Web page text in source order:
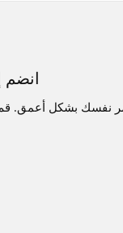
انضم
نفسك بشكل أعمق. قم